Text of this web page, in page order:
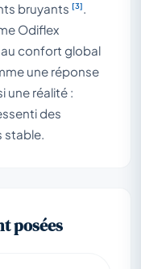
bruyants [3].
Odiflex
confort global
une réponse
une réalité :
des
stable.
posées